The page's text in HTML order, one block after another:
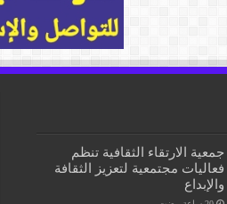
جمعية الارتقاء الثقافية تنظم
فعاليات مجتمعية لتعزيز الثقافة
والإبداع